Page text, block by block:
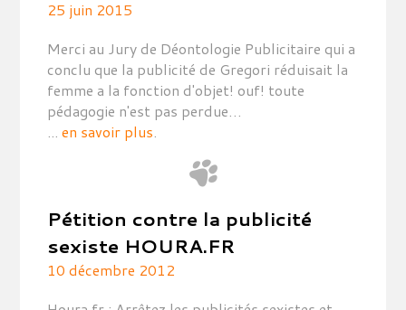
25 juin 2015
Merci au Jury de Déontologie Publicitaire qui a
conclu que la publicité de Gregori réduisait la
femme a la fonction d'objet! ouf! toute
pédagogie n'est pas perdue…
...en savoir plus.
Pétition contre la publicité
sexiste HOURA.FR
10 décembre 2012